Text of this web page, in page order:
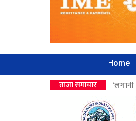
Home
ताजा समाचार
उपहार ‘लगानी बोर्डको सीईओ’ >>